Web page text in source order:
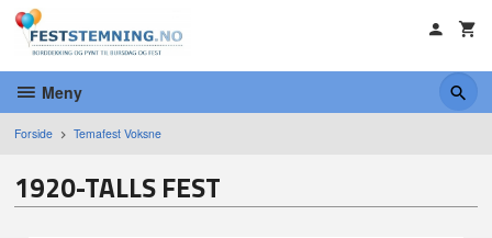
Gå
innholdet
Meny
Forside Temafest Voksne
1920-TALLS FEST